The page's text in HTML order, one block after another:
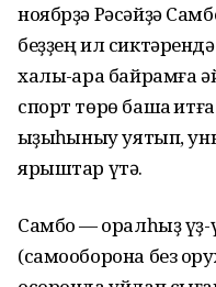
ноябрҙә Рәсәйҙә
беҙҙең ил
халыҡ-ара байрамға
спорт төрө башҡа
ҡыҙыҡһыныу уятып,
ярыштар үтә.
Самбо — ҡоралһыҙ
(самооборона без